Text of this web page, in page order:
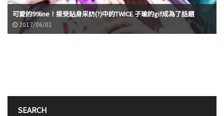
可愛的99line！接受貼身采訪(?)中的TWICE 子瑜的gif成為了話題
2017/06/01
SEARCH